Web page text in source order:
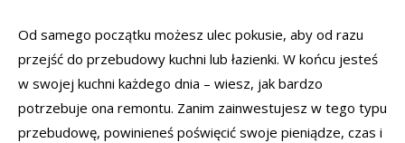
Od samego początku możesz ulec pokusie, aby od razu
przejść do przebudowy kuchni lub łazienki. W końcu jesteś
w swojej kuchni każdego dnia – wiesz, jak bardzo
potrzebuje ona remontu. Zanim zainwestujesz w tego typu
przebudowę, powinieneś poświęcić swoje pieniądze, czas i